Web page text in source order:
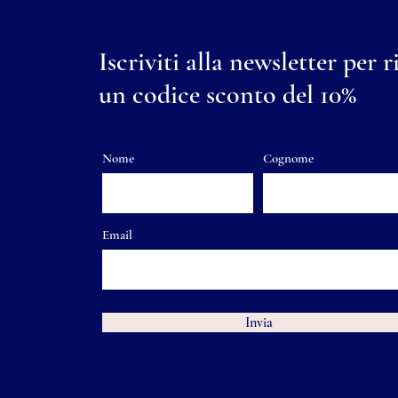
Iscriviti alla newsletter per
un codice sconto del 10%
Nome Cognome
Email
Invia